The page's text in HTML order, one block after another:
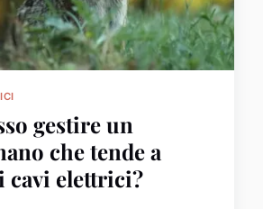
gestire un
che tende a
cavi elettrici?